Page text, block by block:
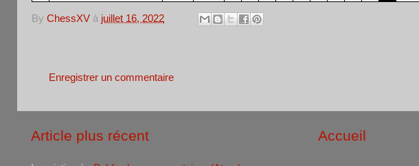
By ChessXV à juillet 16, 2022
Enregistrer un commentaire
Article plus récent Accueil